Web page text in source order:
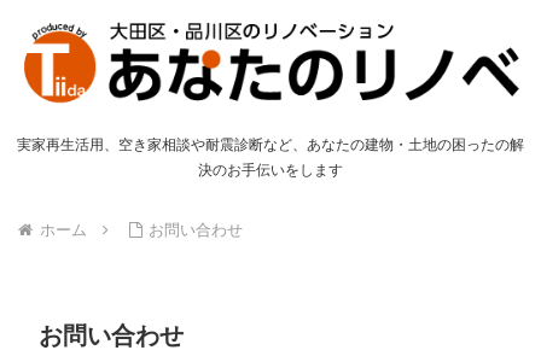
実家再生活用、空き家相談や耐震診断など、あなたの建物・土地の困ったの解
決のお手伝いをします
ホーム お問い合わせ
お問い合わせ